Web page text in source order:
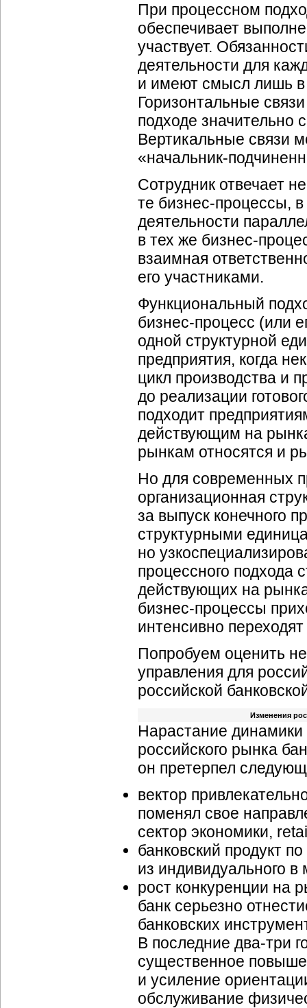
При процессном
обеспечивает
участвует.
деятельности для
и имеют смысл лишь в
Горизонтальные
подходе значительно
Вертикальные связи
«начальник-
Сотрудник отвечает
те бизнес-процессы,
деятельности
в тех же бизнес-
взаимная
его участниками.
Функциональный
бизнес-процесс (или
одной структурной
предприятия, когда
цикл производства и
до реализации
подходит
действующим на
рынкам относятся и
Но для современных
организационная
за выпуск конечного
структурными
но
процессного подхода
действующих на
бизнес-процессы
интенсивно
Попробуем оценить
управления для
российской
Изменения
Нарастание
российского рынка
он претерпел
вектор
поменял свое
сектор экономики,
банковский продукт
из индивидуального
рост конкуренции на
банк серьезно
банковских
В последние два-три
существенное
и усиление
обслуживание